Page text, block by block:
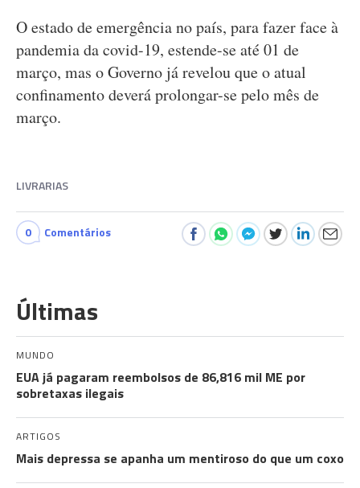
O estado de emergência no país, para fazer face à
pandemia da covid-19, estende-se até 01 de
março, mas o Governo já revelou que o atual
confinamento deverá prolongar-se pelo mês de
março.
LIVRARIAS
0 Comentários
Últimas
MUNDO
EUA já pagaram reembolsos de 86,816 mil ME por
sobretaxas ilegais
ARTIGOS
Mais depressa se apanha um mentiroso do que um coxo